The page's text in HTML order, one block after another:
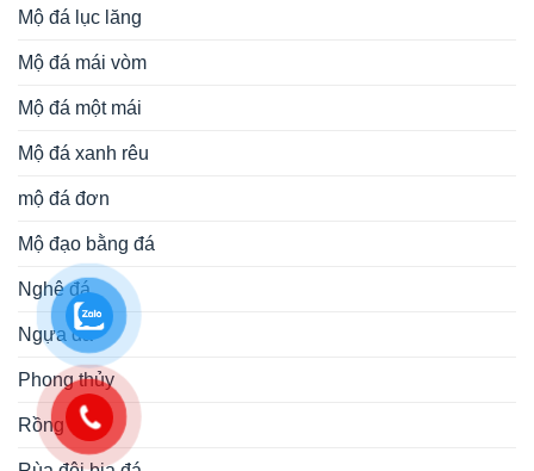
Mộ đá lục lăng
Mộ đá mái vòm
Mộ đá một mái
Mộ đá xanh rêu
mộ đá đơn
Mộ đạo bằng đá
Nghê đá
Ngựa đá
Phong thủy
Rồng đá